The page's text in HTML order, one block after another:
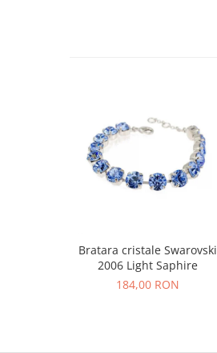
Bratara cristale Swarovski
2006 Light Saphire
184,00 RON